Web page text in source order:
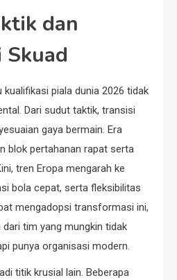
dan
Skuad
piala dunia 2026 tidak
Dari sudut taktik, transisi
gaya bermain. Era
blok pertahanan rapat serta
tren Eropa mengarah ke
bola cepat, serta fleksibilitas
mengadopsi transformasi ini,
tim yang mungkin tidak
punya organisasi modern.
titik krusial lain. Beberapa